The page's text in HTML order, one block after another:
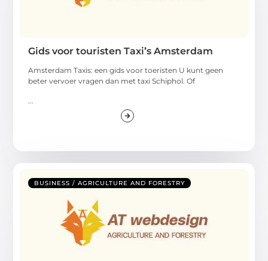
Gids voor touristen Taxi’s Amsterdam
Amsterdam Taxis: een gids voor toeristen U kunt geen
beter vervoer vragen dan met taxi Schiphol. Of
BUSINESS / AGRICULTURE AND FORESTRY